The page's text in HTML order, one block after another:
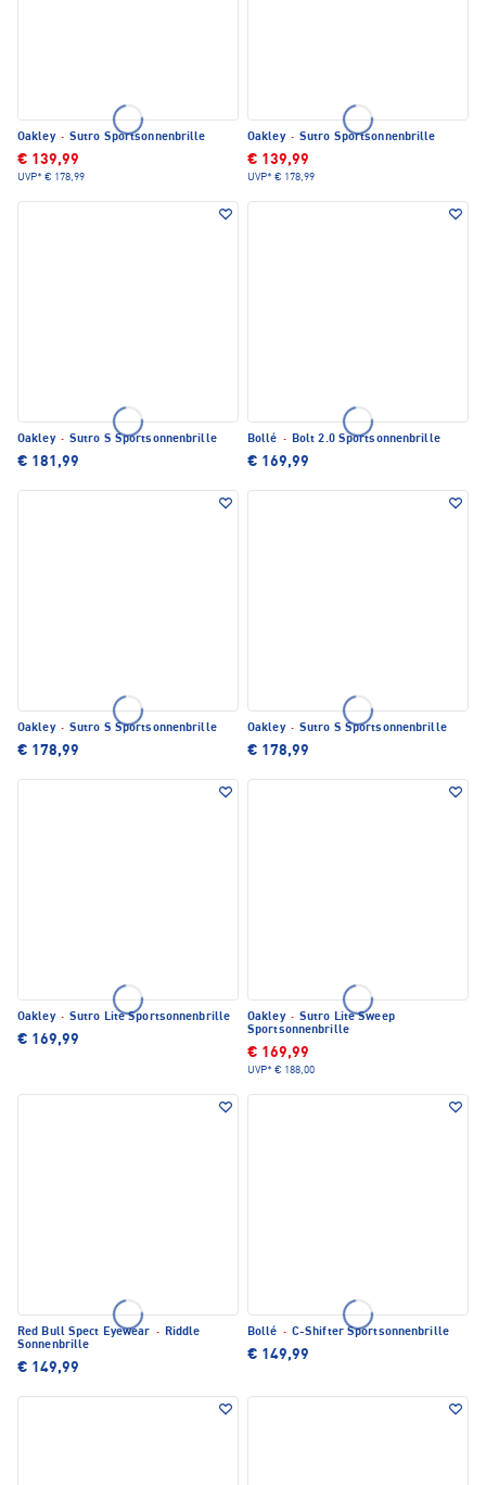
Oakley · Sutro Sportsonnenbrille
€ 139,99
UVP* € 178,99
Oakley · Sutro Sportsonnenbrille
€ 139,99
UVP* € 178,99
Oakley · Sutro S Sportsonnenbrille
€ 181,99
Bollé · Bolt 2.0 Sportsonnenbrille
€ 169,99
Oakley · Sutro S Sportsonnenbrille
€ 178,99
Oakley · Sutro S Sportsonnenbrille
€ 178,99
Oakley · Sutro Lite Sportsonnenbrille
€ 169,99
Oakley · Sutro Lite Sweep
Sportsonnenbrille
€ 169,99
UVP* € 188,00
Red Bull Spect Eyewear · Riddle
Sonnenbrille
€ 149,99
Bollé · C-Shifter Sportsonnenbrille
€ 149,99